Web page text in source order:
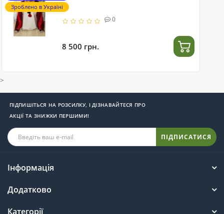
Зроблено в Україні
0
8 500 грн.
>
ПІДПИШІТЬСЯ НА РОЗСИЛКУ, І ДІЗНАВАЙТЕСЯ ПРО
АКЦІЇ ТА ЗНИЖКИ ПЕРШИМИ!
ПІДПИСАТИСЯ
Інформація
Додатково
Категорії